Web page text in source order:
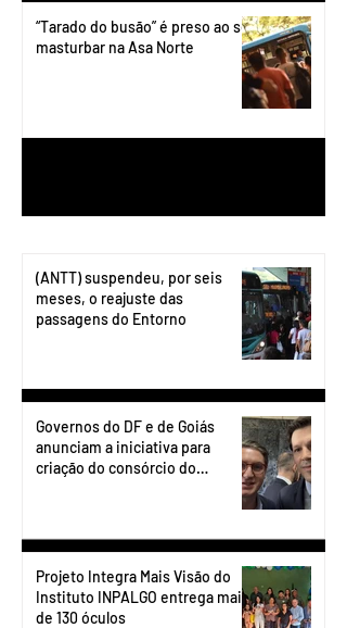
“Tarado do busão” é preso ao se
masturbar na Asa Norte
(ANTT) suspendeu, por seis
meses, o reajuste das
passagens do Entorno
Governos do DF e de Goiás
anunciam a iniciativa para
criação do consórcio do
Projeto Integra Mais Visão do
Instituto INPALGO entrega mais
de 130 óculos